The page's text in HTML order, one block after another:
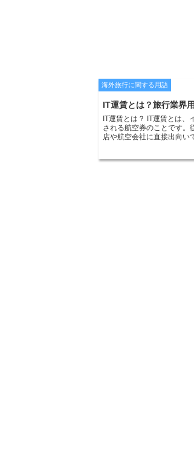
海外旅行に関する用語
IT運賃とは？旅行業界
IT運賃とは？ IT運賃とは、
される航空券のことです。
店や航空会社に直接出向い
したが、インターネットの
ライン上で購入すること
IT運賃は、オンラインで購